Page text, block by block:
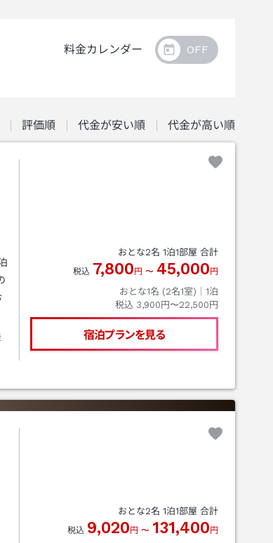
料金カレンダー
評価順 代金が安い順 代金が高い順
おとな2名 1泊1部屋 合計
税込 7,800 円 〜 45,000 円
おとな1名 (2名1室)｜ 1泊
税込 3,900円〜22,500円
宿泊プランを見る
おとな2名 1泊1部屋 合計
税込 9,020 円 〜 131,400 円